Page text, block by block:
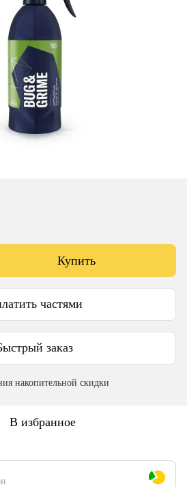
Купить
частями
заказ
накопительной скидки
В избранное